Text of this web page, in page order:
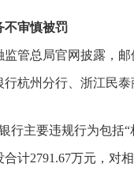
不审慎被罚
监管总局官网披露，
杭州分行、浙江民
行主要违规行为包括
计2791.67万元，对